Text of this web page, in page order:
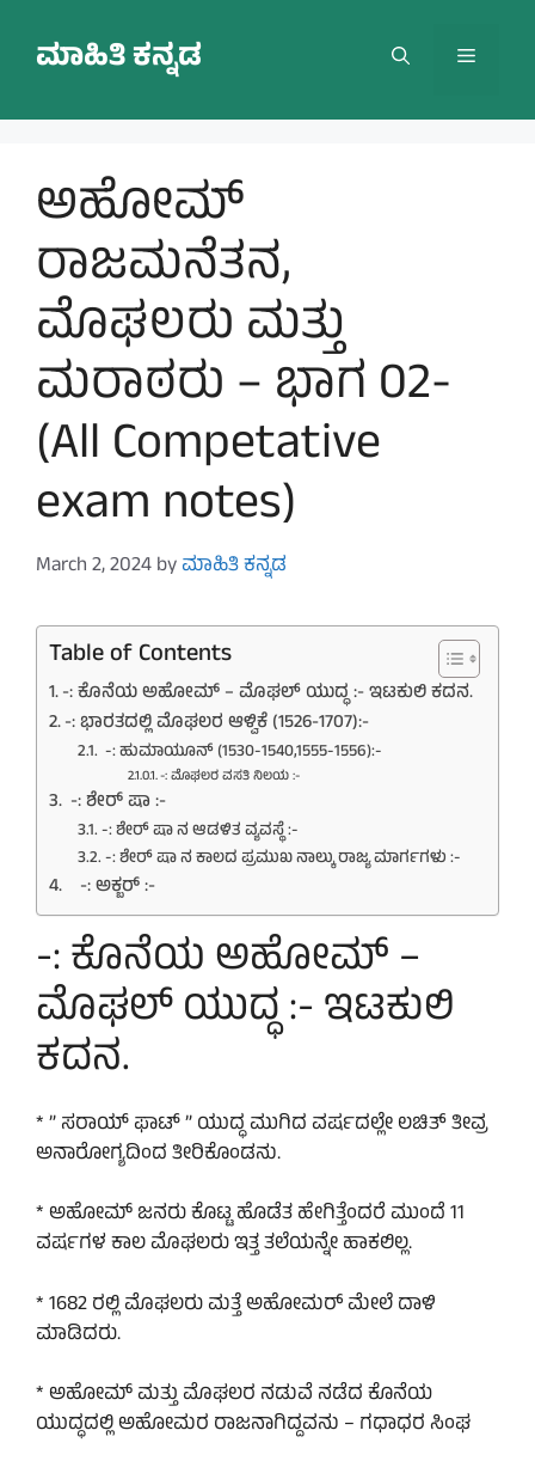
contentಮಾಹಿತಿ ಕನ್ನಡ Menu
ಅಹೋಮ್
ರಾಜಮನೆತನ,
ಮೊಘಲರು ಮತ್ತು
ಮರಾಠರು – ಭಾಗ 02-
(All Competative
exam notes)
March 2, 2024byಮಾಹಿತಿ ಕನ್ನಡ
Table of Contents
-: ಕೊನೆಯ ಅಹೋಮ್ – ಮೊಘಲ್ ಯುದ್ಧ :- ಇಟಕುಲಿ ಕದನ.
-: ಭಾರತದಲ್ಲಿ ಮೊಘಲರ ಆಳ್ವಿಕೆ (1526-1707):-
-: ಹುಮಾಯೂನ್ (1530-1540,1555-1556):-
-: ಮೊಘಲರ ವಸತಿ ನಿಲಯ :-
-: ಶೇರ್ ಷಾ :-
-: ಶೇರ್ ಷಾ ನ ಆಡಳಿತ ವ್ಯವಸ್ಥೆ :-
-: ಶೇರ್ ಷಾ ನ ಕಾಲದ ಪ್ರಮುಖ ನಾಲ್ಕು ರಾಜ್ಯ ಮಾರ್ಗಗಳು :-
-: ಅಕ್ಬರ್ :-
-: ಕೊನೆಯ ಅಹೋಮ್ –
ಮೊಘಲ್ ಯುದ್ಧ :- ಇಟಕುಲಿ
ಕದನ.
* ” ಸರಾಯ್ ಫಾಟ್ ” ಯುದ್ಧ ಮುಗಿದ ವರ್ಷದಲ್ಲೇ ಲಚಿತ್ ತೀವ್ರ
ಅನಾರೋಗ್ಯದಿಂದ ತೀರಿಕೊಂಡನು.
* ಅಹೋಮ್ ಜನರು ಕೊಟ್ಟ ಹೊಡೆತ ಹೇಗಿತ್ತೆಂದರೆ ಮುಂದೆ 11
ವರ್ಷಗಳ ಕಾಲ ಮೊಘಲರು ಇತ್ತ ತಲೆಯನ್ನೇ ಹಾಕಲಿಲ್ಲ.
* 1682 ರಲ್ಲಿ ಮೊಘಲರು ಮತ್ತೆ ಅಹೋಮರ್ ಮೇಲೆ ದಾಳಿ
ಮಾಡಿದರು.
* ಅಹೋಮ್ ಮತ್ತು ಮೊಘಲರ ನಡುವೆ ನಡೆದ ಕೊನೆಯ
ಯುದ್ಧದಲ್ಲಿ ಅಹೋಮರ ರಾಜನಾಗಿದ್ದವನು – ಗಧಾಧರ ಸಿಂಘ